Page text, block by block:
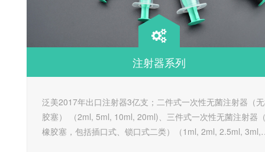
注射器系列
泛美2017年出口注射器3亿支；二件式一次性无菌注射器（
胶塞） （2ml, 5ml, 10ml, 20ml)、三件式一次性无菌注射器
橡胶塞，包括插口式、锁口式二类）（1ml, 2ml, 2.5ml, 3ml,